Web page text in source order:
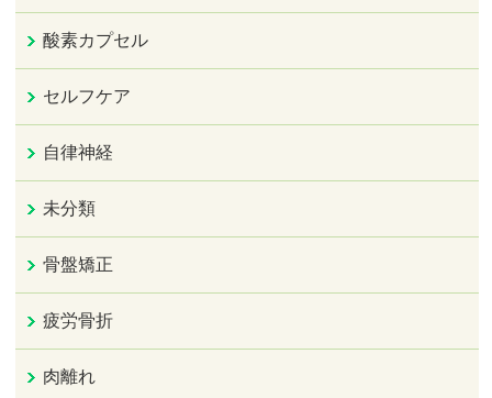
酸素カプセル
セルフケア
自律神経
未分類
骨盤矯正
疲労骨折
肉離れ